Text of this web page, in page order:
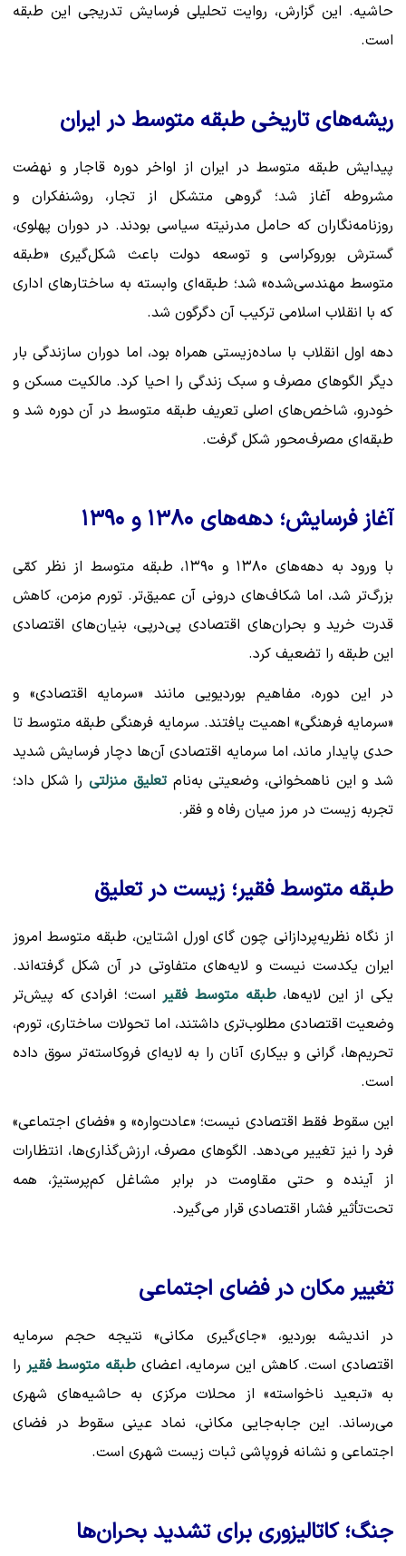
حاشیه. این گزارش، روایت تحلیلی فرسایش تدریجی این طبقه
است.
ریشه‌های تاریخی طبقه متوسط در ایران
پیدایش طبقه متوسط در ایران از اواخر دوره قاجار و نهضت
مشروطه آغاز شد؛ گروهی متشکل از تجار، روشنفکران و
روزنامه‌نگاران که حامل مدرنیته سیاسی بودند. در دوران پهلوی،
گسترش بوروکراسی و توسعه دولت باعث شکل‌گیری «طبقه
متوسط مهندسی‌شده» شد؛ طبقه‌ای وابسته به ساختارهای اداری
که با انقلاب اسلامی ترکیب آن دگرگون شد.
دهه اول انقلاب با ساده‌زیستی همراه بود، اما دوران سازندگی بار
دیگر الگوهای مصرف و سبک زندگی را احیا کرد. مالکیت مسکن و
خودرو، شاخص‌های اصلی تعریف طبقه متوسط در آن دوره شد و
طبقه‌ای مصرف‌محور شکل گرفت.
آغاز فرسایش؛ دهه‌های ۱۳۸۰ و ۱۳۹۰
با ورود به دهه‌های ۱۳۸۰ و ۱۳۹۰، طبقه متوسط از نظر کمّی
بزرگ‌تر شد، اما شکاف‌های درونی آن عمیق‌تر. تورم مزمن، کاهش
قدرت خرید و بحران‌های اقتصادی پی‌درپی، بنیان‌های اقتصادی
این طبقه را تضعیف کرد.
در این دوره، مفاهیم بوردیویی مانند «سرمایه اقتصادی» و
«سرمایه فرهنگی» اهمیت یافتند. سرمایه فرهنگی طبقه متوسط تا
حدی پایدار ماند، اما سرمایه اقتصادی آن‌ها دچار فرسایش شدید
شد و این ناهمخوانی، وضعیتی به‌نامتعلیق منزلتیرا شکل داد؛
تجربه زیست در مرز میان رفاه و فقر.
طبقه متوسط فقیر؛ زیست در تعلیق
از نگاه نظریه‌پردازانی چون گای اورل اشتاین، طبقه متوسط امروز
ایران یکدست نیست و لایه‌های متفاوتی در آن شکل گرفته‌اند.
یکی از این لایه‌ها،طبقه متوسط فقیراست؛ افرادی که پیش‌تر
وضعیت اقتصادی مطلوب‌تری داشتند، اما تحولات ساختاری، تورم،
تحریم‌ها، گرانی و بیکاری آنان را به لایه‌ای فروکاسته‌تر سوق داده
است.
این سقوط فقط اقتصادی نیست؛ «عادت‌واره» و «فضای اجتماعی»
فرد را نیز تغییر می‌دهد. الگوهای مصرف، ارزش‌گذاری‌ها، انتظارات
از آینده و حتی مقاومت در برابر مشاغل کم‌پرستیژ، همه
تحت‌تأثیر فشار اقتصادی قرار می‌گیرد.
تغییر مکان در فضای اجتماعی
در اندیشه بوردیو، «جای‌گیری مکانی» نتیجه حجم سرمایه
اقتصادی است. کاهش این سرمایه، اعضای طبقه متوسط فقیر را
به «تبعید ناخواسته» از محلات مرکزی به حاشیه‌های شهری
می‌رساند. این جابه‌جایی مکانی، نماد عینی سقوط در فضای
اجتماعی و نشانه فروپاشی ثبات زیست شهری است.
جنگ؛ کاتالیزوری برای تشدید بحران‌ها